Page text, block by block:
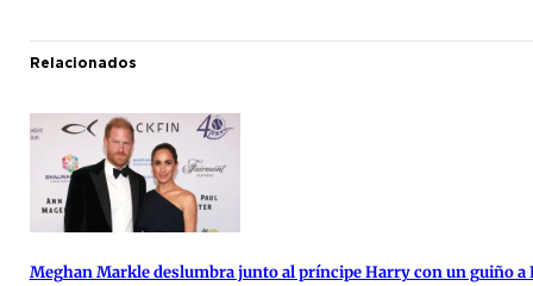
Relacionados
Meghan Markle deslumbra junto al príncipe Harry con un guiño a